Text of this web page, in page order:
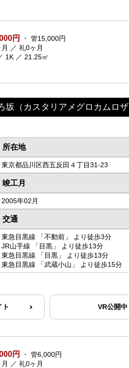
円
・ 管15,000円
／ 礼0ヶ月
1K ／ 21.25㎡
坂 （カスタリアメグロカムロ
所在地
東京都品川区西五反田４丁目31-23
竣工月
2005年02月
交通
東急目黒線 「不動前」 より徒歩3分
JR山手線 「目黒」 より徒歩13分
東急目黒線 「目黒」 より徒歩13分
東急目黒線 「武蔵小山」 より徒歩15分
ト VR公開中
円
・ 管6,000円
／ 礼0ヶ月